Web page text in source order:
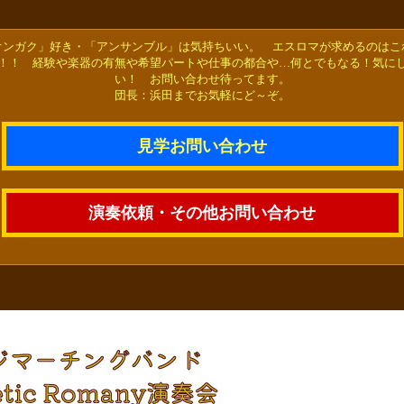
ンガク」好き・「アンサンブル」は気持ちいい。 エスロマが求めるのはこ
！ 経験や楽器の有無や希望パートや仕事の都合や…何とでもなる！気に
い！ お問い合わせ待ってます。
団長：浜田までお気軽にど～ぞ。
見学お問い合わせ
演奏依頼・その他お問い合わせ